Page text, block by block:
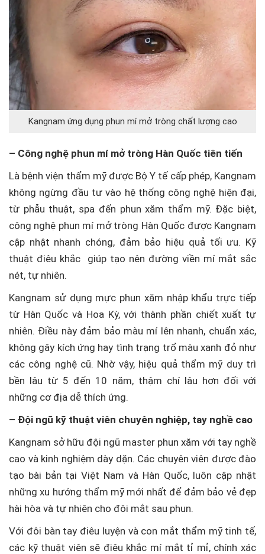
Kangnam ứng dụng phun mí mở tròng chất lượng cao
– Công nghệ phun mí mở tròng Hàn Quốc tiên tiến
Là bệnh viện thẩm mỹ được Bộ Y tế cấp phép, Kangnam
không ngừng đầu tư vào hệ thống công nghệ hiện đại,
từ phẫu thuật, spa đến phun xăm thẩm mỹ. Đặc biệt,
công nghệ phun mí mở tròng Hàn Quốc được Kangnam
cập nhật nhanh chóng, đảm bảo hiệu quả tối ưu. Kỹ
thuật điêu khắc giúp tạo nên đường viền mí mắt sắc
nét, tự nhiên.
Kangnam sử dụng mực phun xăm nhập khẩu trực tiếp
từ Hàn Quốc và Hoa Kỳ, với thành phần chiết xuất tự
nhiên. Điều này đảm bảo màu mí lên nhanh, chuẩn xác,
không gây kích ứng hay tình trạng trổ màu xanh đỏ như
các công nghệ cũ. Nhờ vậy, hiệu quả thẩm mỹ duy trì
bền lâu từ 5 đến 10 năm, thậm chí lâu hơn đối với
những cơ địa dễ thích ứng.
– Đội ngũ kỹ thuật viên chuyên nghiệp, tay nghề cao
Kangnam sở hữu đội ngũ master phun xăm với tay nghề
cao và kinh nghiệm dày dặn. Các chuyên viên được đào
tạo bài bản tại Việt Nam và Hàn Quốc, luôn cập nhật
những xu hướng thẩm mỹ mới nhất để đảm bảo vẻ đẹp
hài hòa và tự nhiên cho đôi mắt sau phun.
Với đôi bàn tay điêu luyện và con mắt thẩm mỹ tinh tế,
các kỹ thuật viên sẽ điêu khắc mí mắt tỉ mỉ, chính xác